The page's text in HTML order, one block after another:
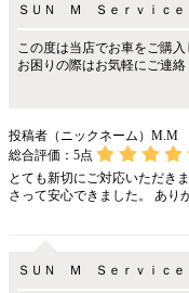
ＳＵＮ Ｍ Ｓｅｒｖｉｃｅ
この度は当店でお車をご購
お困りの際はお気軽にご連絡
投稿者（ニックネーム）M.M
総合評価： 5点
とても新切にご対応いただき
さって安心できました。 あり
ＳＵＮ Ｍ Ｓｅｒｖｉｃｅ